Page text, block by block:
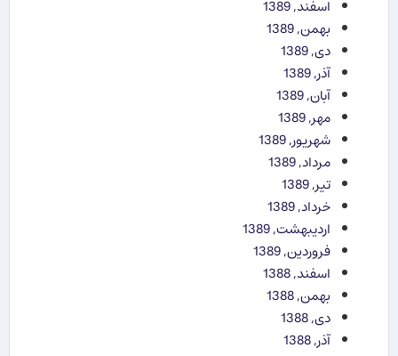
اسفند, 1389
بهمن, 1389
دی, 1389
آذر, 1389
آبان, 1389
مهر, 1389
شهریور, 1389
مرداد, 1389
تیر, 1389
خرداد, 1389
اردیبهشت, 1389
فروردین, 1389
اسفند, 1388
بهمن, 1388
دی, 1388
آذر, 1388